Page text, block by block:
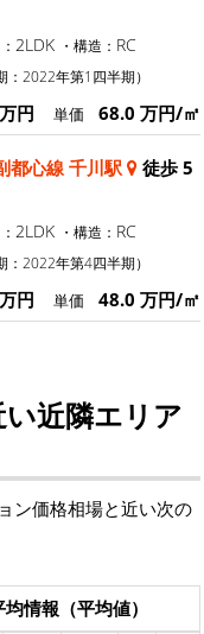
2LDK ・構造： RC
：2022年第1四半期）
円 単価 68.0 万円/㎡
都心線 千川駅
徒歩 5
2LDK ・構造： RC
：2022年第4四半期）
円 単価 48.0 万円/㎡
近隣エリア
ン価格相場と近い次の
均情報（平均値）